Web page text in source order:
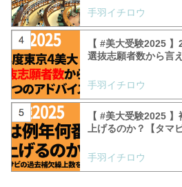
手羽イチロウ
【 #美大受験2025
選抜志願者数から言
手羽イチロウ
【 #美大受験2025
上げるのか？【タマ
手羽イチロウ